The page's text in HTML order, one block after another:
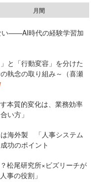
月間
い——AI時代の経験学習加
と「行動変容」を分けた
執念の取り組み～（喜瀬
本質的変化は、業務効率
い方」
海外製 「人事システム
功のポイント
松尾研究所×ビズリーチが
事の役割」